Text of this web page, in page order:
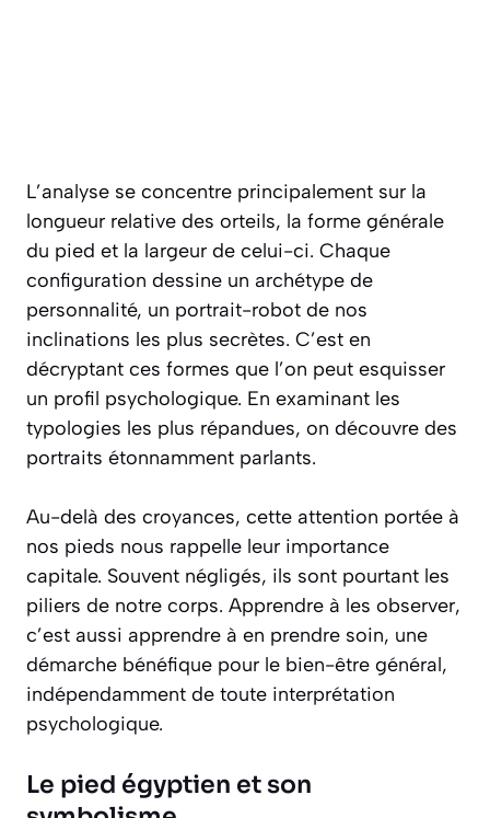
L’analyse se concentre principalement sur la
longueur relative des orteils, la forme générale
du pied et la largeur de celui-ci. Chaque
configuration dessine un archétype de
personnalité, un portrait-robot de nos
inclinations les plus secrètes. C’est en
décryptant ces formes que l’on peut esquisser
un profil psychologique. En examinant les
typologies les plus répandues, on découvre des
portraits étonnamment parlants.
Au-delà des croyances, cette attention portée à
nos pieds nous rappelle leur importance
capitale. Souvent négligés, ils sont pourtant les
piliers de notre corps. Apprendre à les observer,
c’est aussi apprendre à en prendre soin, une
démarche bénéfique pour le bien-être général,
indépendamment de toute interprétation
psychologique.
Le pied égyptien et son